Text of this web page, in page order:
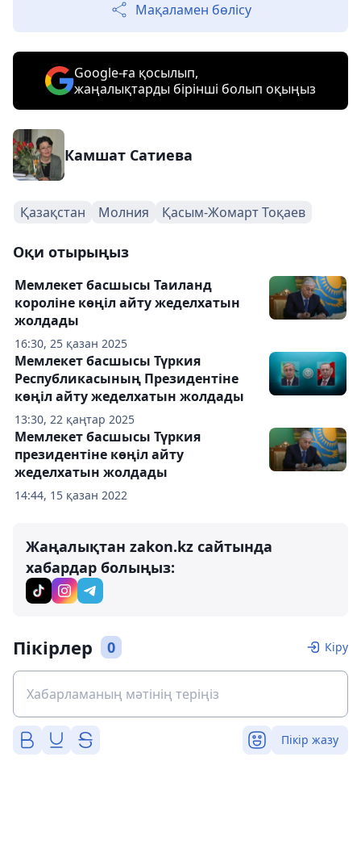
Мақаламен бөлісу
Google-ға қосылып,
жаңалықтарды бірінші болып оқыңыз
Камшат Сатиева
Қазақстан Молния Қасым-Жомарт Тоқаев
Оқи отырыңыз
16:30, 25 қазан 2025
Мемлекет басшысы Таиланд
короліне көңіл айту жеделхатын
жолдады
13:30, 22 қаңтар 2025
Мемлекет басшысы Түркия
Республикасының Президентіне
көңіл айту жеделхатын жолдады
14:44, 15 қазан 2022
Мемлекет басшысы Түркия
президентіне көңіл айту
жеделхатын жолдады
Жаңалықтан zakon.kz сайтында
хабардар болыңыз:
Пікірлер 0 Кіру
Пікір жазу